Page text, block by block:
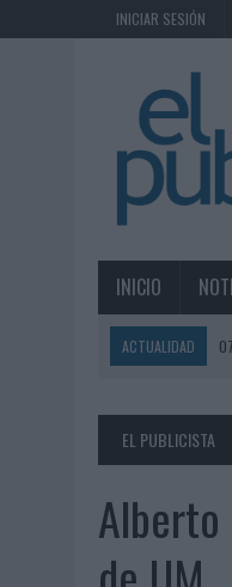
INICIAR SESIÓN
INICIO
ACTUALIDAD
07/08/2026 |
07/08/2026
07/08/2026 | EL
EL PUBLICISTA